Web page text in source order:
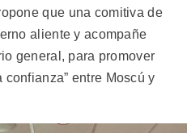
que una comitiva de
aliente y acompañe
general, para promover
entre Moscú y